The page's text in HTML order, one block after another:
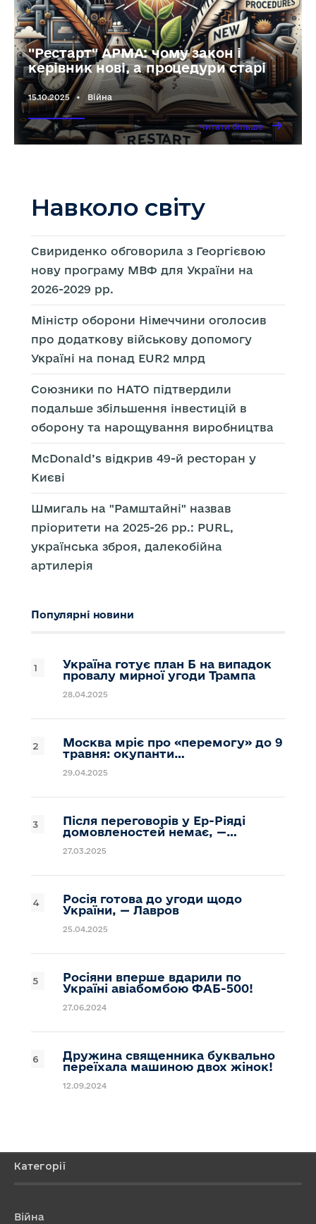
"Рестарт" АРМА: чому закон і
керівник нові, а процедури старі
15.10.2025 • Війна
Читати більше →
Читати
більше
"Рестарт"
Навколо світу
Свириденко обговорила з Георгієвою
нову програму МВФ для України на
2026-2029 рр.
Міністр оборони Німеччини оголосив
про додаткову військову допомогу
Україні на понад EUR2 млрд
Союзники по НАТО підтвердили
подальше збільшення інвестицій в
оборону та нарощування виробництва
McDonald’s відкрив 49-й ресторан у
Києві
Шмигаль на "Рамштайні" назвав
пріоритети на 2025-26 рр.: PURL,
українська зброя, далекобійна
артилерія
Популярні новини
Україна готує план Б на випадок
провалу мирної угоди Трампа
28.04.2025
Москва мріє про «перемогу» до 9
травня: окупанти…
29.04.2025
Після переговорів у Ер-Ріяді
домовленостей немає, —…
27.03.2025
Росія готова до угоди щодо
України, — Лавров
25.04.2025
Росіяни вперше вдарили по
Україні авіабомбою ФАБ-500!
27.06.2024
Дружина священника буквально
переїхала машиною двох жінок!
12.09.2024
Категорії
Війна